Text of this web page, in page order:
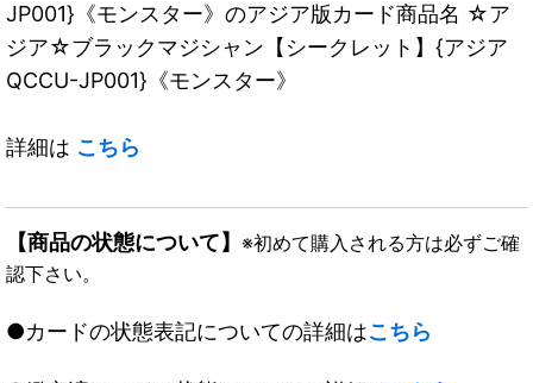
JP001}《モンスター》のアジア版カード商品名 ☆ア
ジア☆ブラックマジシャン【シークレット】{アジア
QCCU-JP001}《モンスター》
詳細は こちら
【商品の状態について】 ※初めて購入される方は必ずご確
認下さい。
●カードの状態表記についての詳細はこちら